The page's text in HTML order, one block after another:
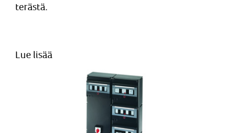
terästä.
Lue lisää